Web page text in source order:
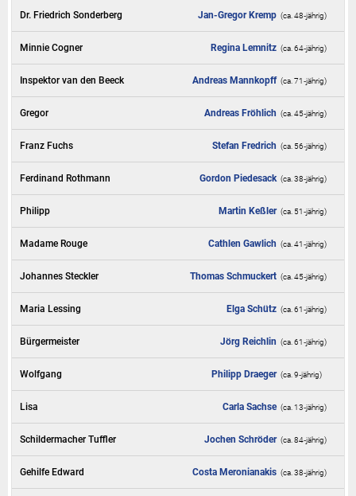
Dr. Friedrich Sonderberg Jan-Gregor Kremp (ca. 48‑jährig)
Minnie Cogner Regina Lemnitz (ca. 64‑jährig)
Inspektor van den Beeck Andreas Mannkopff (ca. 71‑jährig)
Gregor Andreas Fröhlich (ca. 45‑jährig)
Franz Fuchs Stefan Fredrich (ca. 56‑jährig)
Ferdinand Rothmann Gordon Piedesack (ca. 38‑jährig)
Philipp Martin Keßler (ca. 51‑jährig)
Madame Rouge Cathlen Gawlich (ca. 41‑jährig)
Johannes Steckler Thomas Schmuckert (ca. 45‑jährig)
Maria Lessing Elga Schütz (ca. 61‑jährig)
Bürgermeister Jörg Reichlin (ca. 61‑jährig)
Wolfgang Philipp Draeger (ca. 9‑jährig)
Lisa Carla Sachse (ca. 13‑jährig)
Schildermacher Tuffler Jochen Schröder (ca. 84‑jährig)
Gehilfe Edward Costa Meronianakis (ca. 38‑jährig)